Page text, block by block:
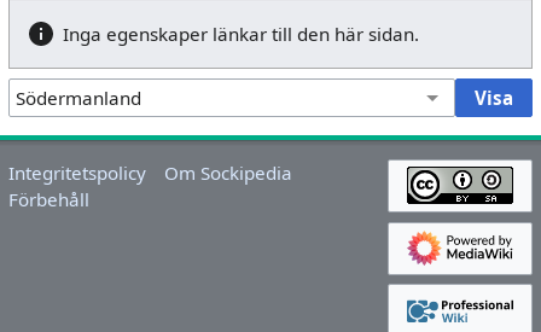
Inga egenskaper länkar till den här sidan.
Integritetspolicy
Om Sockipedia
Förbehåll